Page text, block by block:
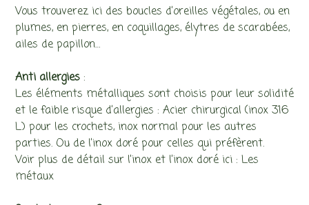
Vous trouverez ici des boucles d’oreilles végétales, ou en
plumes, en pierres, en coquillages, élytres de scarabées,
ailes de papillon…
Anti allergies :
Les éléments métalliques sont choisis pour leur solidité
et le faible risque d’allergies : Acier chirurgical (inox 316
L) pour les crochets, inox normal pour les autres
parties. Ou de l’inox doré pour celles qui préfèrent.
Voir plus de détail sur l’inox et l’inox doré ici : Les
métaux